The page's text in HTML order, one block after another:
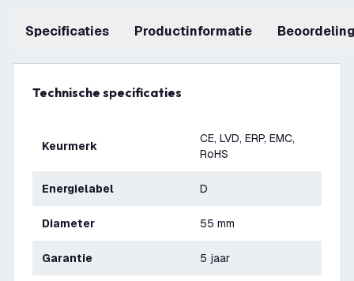
Specificaties productinformatie
Technische specificaties
Keurmerk
CE, LVD, ERP, EMC,
RoHS
Energielabel D
Diameter 55 mm
Garantie 5 jaar